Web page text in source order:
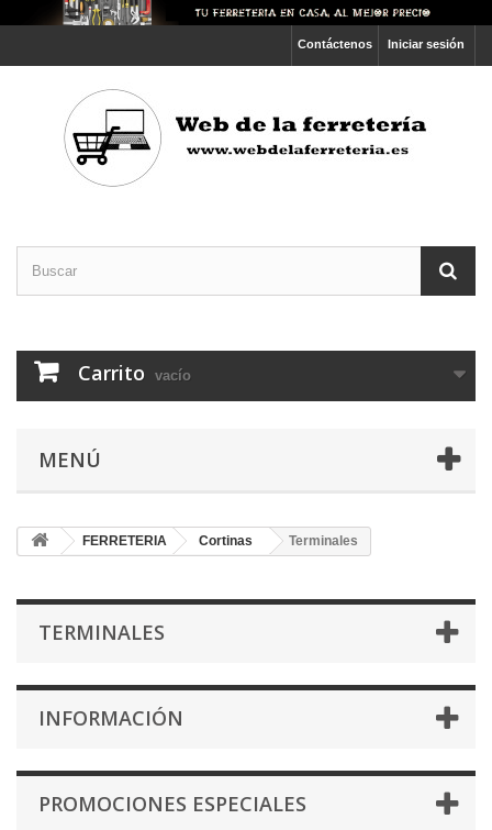
Iniciar sesión
Contáctenos
Carrito vacío
MENÚ
FERRETERIA Cortinas Terminales
TERMINALES
INFORMACIÓN
PROMOCIONES ESPECIALES